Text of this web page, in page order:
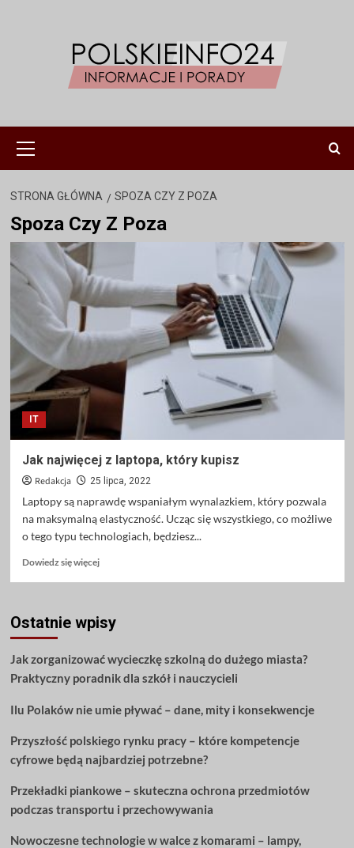
główne
STRONA GŁÓWNA SPOZA CZY Z POZA
Spoza Czy Z Poza
IT
Jak najwięcej z laptopa, który kupisz
Redakcja 25 lipca, 2022
Laptopy są naprawdę wspaniałym wynalazkiem, który pozwala
na maksymalną elastyczność. Ucząc się wszystkiego, co możliwe
o tego typu technologiach, będziesz...
Dowiedz się więcejDowiedz
Jak
najwięcej
laptopa,
który
Ostatnie wpisy
Jak zorganizować wycieczkę szkolną do dużego miasta?
Praktyczny poradnik dla szkół i nauczycieli
Ilu Polaków nie umie pływać – dane, mity i konsekwencje
Przyszłość polskiego rynku pracy – które kompetencje
cyfrowe będą najbardziej potrzebne?
Przekładki piankowe – skuteczna ochrona przedmiotów
podczas transportu i przechowywania
Nowoczesne technologie w walce z komarami – lampy,